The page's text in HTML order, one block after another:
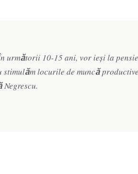
următorii 10-15 ani, vor ieși la
stimulăm locurile de muncă